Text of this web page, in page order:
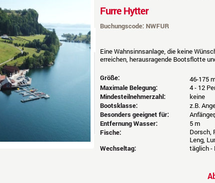
Furre Hytter
Buchungscode: NWFUR
Eine Wahnsinnsanlage, die keine
erreichen, herausragende Bootsflotte
Größe: 46-175
Maximale Belegung:
4 - 12
Mindesteilnehmerzahl:
keine
Bootsklasse:
z.B.
Besonders geeignet für:
Entfernung Wasser:
5 m
Fische:
Dorsch,
Leng,
Wechseltag:
täglich -